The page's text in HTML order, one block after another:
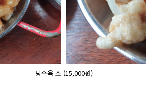
탕수육 소 (15,000원)